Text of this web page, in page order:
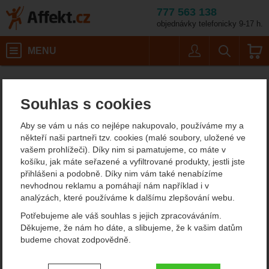
Souhlas s cookies
Aby se vám u nás co nejlépe nakupovalo, používáme my a
někteří naši partneři tzv. cookies (malé soubory, uložené ve
vašem prohlížeči). Díky nim si pamatujeme, co máte v
košíku, jak máte seřazené a vyfiltrované produkty, jestli jste
přihlášeni a podobně. Díky nim vám také nenabízíme
nevhodnou reklamu a pomáhají nám například i v
analýzách, které používáme k dalšímu zlepšování webu.
Potřebujeme ale váš souhlas s jejich zpracováváním.
Děkujeme, že nám ho dáte, a slibujeme, že k vašim datům
budeme chovat zodpovědně.
Nastavení souhlasů s kategoriemi
777 563 138
objednávky telefonicky 9-17 h.
MENU
Barva: červená / Velikost
Kama AW61
Fotografie